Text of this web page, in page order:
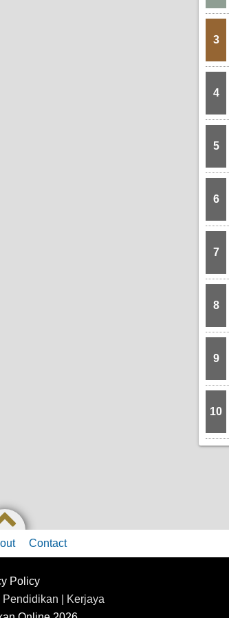
3
4
5
6
7
8
9
10
Contact
Policy
| Kerjaya